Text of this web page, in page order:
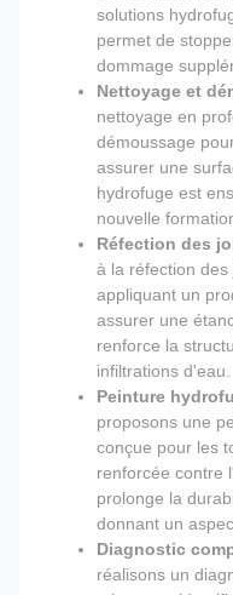
solutions
permet de
dommage
Nettoyage et
nettoyage en
démoussage
assurer une
hydrofuge est
nouvelle
Réfection des
à la réfection
appliquant un
assurer une
renforce la
infiltrations d'eau.
Peinture
proposons une
conçue pour les
renforcée contre
prolonge la
donnant un
Diagnostic
réalisons un